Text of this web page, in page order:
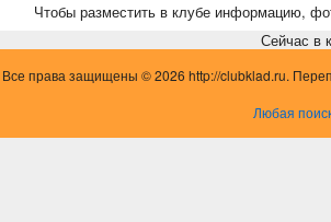
Чтобы разместить в клубе информацию,
Сейчас в
Все права защищены © 2026 http://clubklad.ru.
Любая